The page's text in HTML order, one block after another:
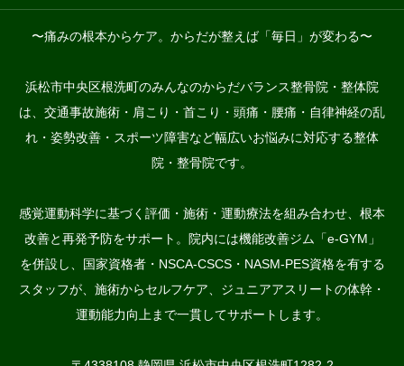
〜痛みの根本からケア。からだが整えば「毎日」が変わる〜
浜松市中央区根洗町のみんなのからだバランス整骨院・整体院
は、交通事故施術・肩こり・首こり・頭痛・腰痛・自律神経の乱
れ・姿勢改善・スポーツ障害など幅広いお悩みに対応する整体
院・整骨院です。
感覚運動科学に基づく評価・施術・運動療法を組み合わせ、根本
改善と再発予防をサポート。院内には機能改善ジム「e-GYM」
を併設し、国家資格者・NSCA-CSCS・NASM-PES資格を有する
スタッフが、施術からセルフケア、ジュニアアスリートの体幹・
運動能力向上まで一貫してサポートします。